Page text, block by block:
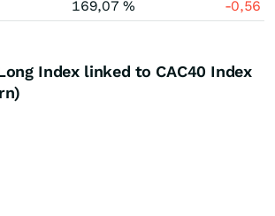
169,07 % -0,56
Index linked to CAC40 Index